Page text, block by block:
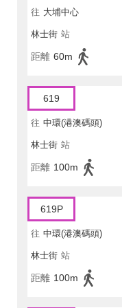
往 大埔中心
林士街 站
距離 60m
619
往 中環(港澳碼頭)
林士街 站
距離 100m
619P
往 中環(港澳碼頭)
林士街 站
距離 100m